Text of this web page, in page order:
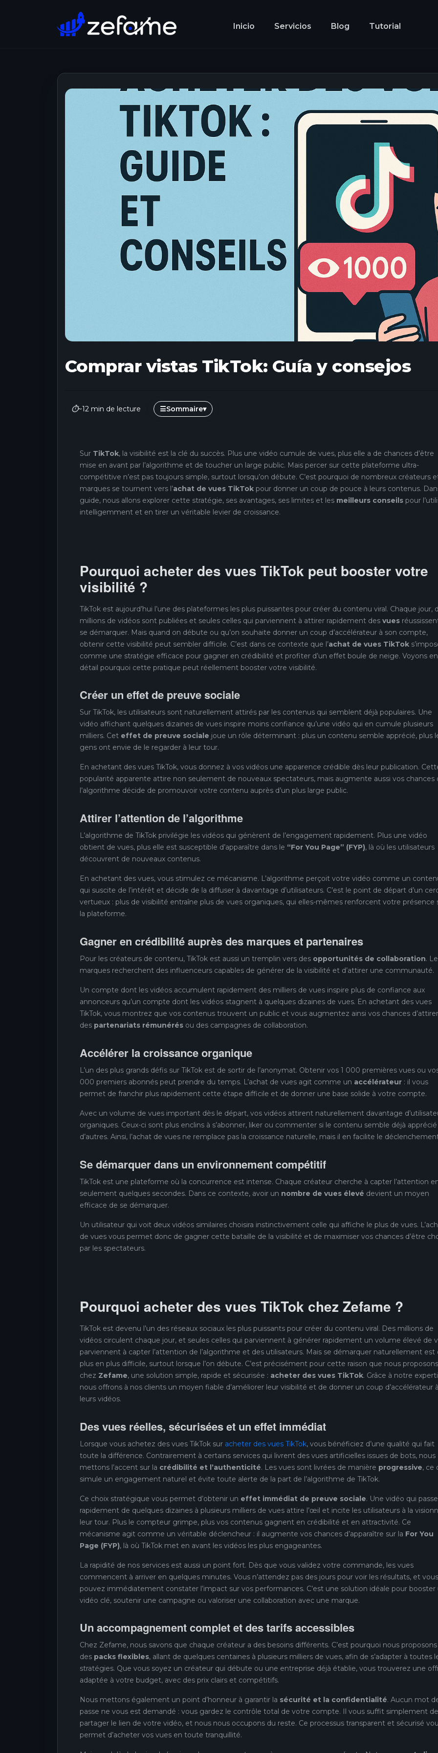
Inicio Servicios Blog Tutorial
Comprar vistas TikTok: Guía y consejos
⏱~12 min de lecture ☰Sommaire▾
Sur TikTok, la visibilité est la clé du succès. Plus une vidéo cumule de vues, plus elle a de chances d’être
mise en avant par l’algorithme et de toucher un large public. Mais percer sur cette plateforme ultra-
compétitive n’est pas toujours simple, surtout lorsqu’on débute. C’est pourquoi de nombreux créateurs
marques se tournent vers l’achat de vues TikTok pour donner un coup de pouce à leurs contenus.
guide, nous allons explorer cette stratégie, ses avantages, ses limites et les meilleurs conseils pour
intelligemment et en tirer un véritable levier de croissance.
Pourquoi acheter des vues TikTok peut booster votre
visibilité ?
TikTok est aujourd’hui l’une des plateformes les plus puissantes pour créer du contenu viral. Chaque jour,
millions de vidéos sont publiées et seules celles qui parviennent à attirer rapidement des vues
se démarquer. Mais quand on débute ou qu’on souhaite donner un coup d’accélérateur à son compte,
obtenir cette visibilité peut sembler difficile. C’est dans ce contexte que l’achat de vues TikTok
comme une stratégie efficace pour gagner en crédibilité et profiter d’un effet boule de neige. Voyons en
détail pourquoi cette pratique peut réellement booster votre visibilité.
Créer un effet de preuve sociale
Sur TikTok, les utilisateurs sont naturellement attirés par les contenus qui semblent déjà populaires. Une
vidéo affichant quelques dizaines de vues inspire moins confiance qu’une vidéo qui en cumule plusieurs
milliers. Cet effet de preuve sociale joue un rôle déterminant : plus un contenu semble apprécié, plus
gens ont envie de le regarder à leur tour.
En achetant des vues TikTok, vous donnez à vos vidéos une apparence crédible dès leur publication.
popularité apparente attire non seulement de nouveaux spectateurs, mais augmente aussi vos chances
l’algorithme décide de promouvoir votre contenu auprès d’un plus large public.
Attirer l’attention de l’algorithme
L’algorithme de TikTok privilégie les vidéos qui génèrent de l’engagement rapidement. Plus une vidéo
obtient de vues, plus elle est susceptible d’apparaître dans le “For You Page” (FYP), là où les utilisateurs
découvrent de nouveaux contenus.
En achetant des vues, vous stimulez ce mécanisme. L’algorithme perçoit votre vidéo comme un
qui suscite de l’intérêt et décide de la diffuser à davantage d’utilisateurs. C’est le point de départ d’un
vertueux : plus de visibilité entraîne plus de vues organiques, qui elles-mêmes renforcent votre présence
la plateforme.
Gagner en crédibilité auprès des marques et partenaires
Pour les créateurs de contenu, TikTok est aussi un tremplin vers des opportunités de collaboration.
marques recherchent des influenceurs capables de générer de la visibilité et d’attirer une communauté.
Un compte dont les vidéos accumulent rapidement des milliers de vues inspire plus de confiance aux
annonceurs qu’un compte dont les vidéos stagnent à quelques dizaines de vues. En achetant des vues
TikTok, vous montrez que vos contenus trouvent un public et vous augmentez ainsi vos chances d’attirer
des partenariats rémunérés ou des campagnes de collaboration.
Accélérer la croissance organique
L’un des plus grands défis sur TikTok est de sortir de l’anonymat. Obtenir vos 1 000 premières vues ou
000 premiers abonnés peut prendre du temps. L’achat de vues agit comme un accélérateur : il vous
permet de franchir plus rapidement cette étape difficile et de donner une base solide à votre compte.
Avec un volume de vues important dès le départ, vos vidéos attirent naturellement davantage
organiques. Ceux-ci sont plus enclins à s’abonner, liker ou commenter si le contenu semble déjà
d’autres. Ainsi, l’achat de vues ne remplace pas la croissance naturelle, mais il en facilite le
Se démarquer dans un environnement compétitif
TikTok est une plateforme où la concurrence est intense. Chaque créateur cherche à capter l’attention
seulement quelques secondes. Dans ce contexte, avoir un nombre de vues élevé devient un moyen
efficace de se démarquer.
Un utilisateur qui voit deux vidéos similaires choisira instinctivement celle qui affiche le plus de vues.
de vues vous permet donc de gagner cette bataille de la visibilité et de maximiser vos chances d’être
par les spectateurs.
Pourquoi acheter des vues TikTok chez Zefame ?
TikTok est devenu l’un des réseaux sociaux les plus puissants pour créer du contenu viral. Des millions de
vidéos circulent chaque jour, et seules celles qui parviennent à générer rapidement un volume élevé de
parviennent à capter l’attention de l’algorithme et des utilisateurs. Mais se démarquer naturellement est
plus en plus difficile, surtout lorsque l’on débute. C’est précisément pour cette raison que nous
chez Zefame, une solution simple, rapide et sécurisée : acheter des vues TikTok. Grâce à notre
nous offrons à nos clients un moyen fiable d’améliorer leur visibilité et de donner un coup d’accélérateur à
leurs vidéos.
Des vues réelles, sécurisées et un effet immédiat
Lorsque vous achetez des vues TikTok sur acheter des vues TikTok, vous bénéficiez d’une qualité qui fait
toute la différence. Contrairement à certains services qui livrent des vues artificielles issues de bots, nous
mettons l’accent sur la crédibilité et l’authenticité. Les vues sont livrées de manière progressive, ce
simule un engagement naturel et évite toute alerte de la part de l’algorithme de TikTok.
Ce choix stratégique vous permet d’obtenir un effet immédiat de preuve sociale. Une vidéo qui passe
rapidement de quelques dizaines à plusieurs milliers de vues attire l’œil et incite les utilisateurs à la
leur tour. Plus le compteur grimpe, plus vos contenus gagnent en crédibilité et en attractivité. Ce
mécanisme agit comme un véritable déclencheur : il augmente vos chances d’apparaître sur la For You
Page (FYP), là où TikTok met en avant les vidéos les plus engageantes.
La rapidité de nos services est aussi un point fort. Dès que vous validez votre commande, les vues
commencent à arriver en quelques minutes. Vous n’attendez pas des jours pour voir les résultats, et vous
pouvez immédiatement constater l’impact sur vos performances. C’est une solution idéale pour booster
vidéo clé, soutenir une campagne ou valoriser une collaboration avec une marque.
Un accompagnement complet et des tarifs accessibles
Chez Zefame, nous savons que chaque créateur a des besoins différents. C’est pourquoi nous proposons
des packs flexibles, allant de quelques centaines à plusieurs milliers de vues, afin de s’adapter à toutes
stratégies. Que vous soyez un créateur qui débute ou une entreprise déjà établie, vous trouverez une
adaptée à votre budget, avec des prix clairs et compétitifs.
Nous mettons également un point d’honneur à garantir la sécurité et la confidentialité. Aucun mot
passe ne vous est demandé : vous gardez le contrôle total de votre compte. Il vous suffit simplement de
partager le lien de votre vidéo, et nous nous occupons du reste. Ce processus transparent et sécurisé
permet d’acheter vos vues en toute tranquillité.